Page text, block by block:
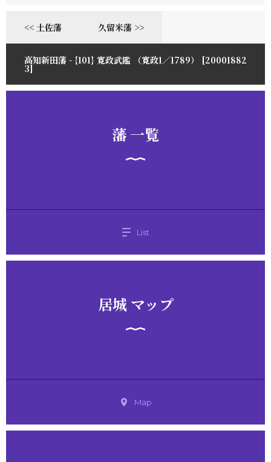
<< 土佐藩 久留米藩 >>
高知新田藩 - {101} 寛政武鑑 （寛政1／1789） [20001882
3]
藩 一覧
List
居城 マップ
Map